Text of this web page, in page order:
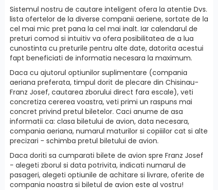
Sistemul nostru de cautare inteligent ofera la atentie Dvs.
lista ofertelor de la diverse companii aeriene, sortate de la
cel mai mic pret pana la cel mai inalt. Iar calendarul de
preturi comod si intuitiv va ofera posibilitatea de a lua
cunostinta cu preturile pentru alte date, datorita acestui
fapt beneficiati de informatia necesara la maximum.
Daca cu ajutorul optiunilor suplimentare (compania
aeriana preferata, timpul dorit de plecare din Chisinau-
Franz Josef, cautarea zborului direct fara escale), veti
concretiza cererea voastra, veti primi un raspuns mai
concret privind pretul biletelor. Caci anume de asa
informatii ca: clasa biletului de avion, data necesara,
compania aeriana, numarul maturilor si copiiilor cat si alte
precizari - schimba pretul biletului de avion.
Daca doriti sa cumparati bilete de avion spre Franz Josef
- alegeti zborul si data potrivita, indicati numarul de
pasageri, alegeti optiunile de achitare si livrare, oferite de
compania noastra si biletul de avion este al vostru!